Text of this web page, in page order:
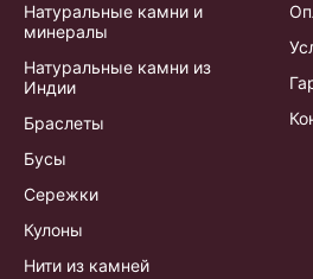
Натуральные камни и
минералы
Натуральные камни из
Индии
Браслеты
Бусы
Сережки
Кулоны
Нити из камней